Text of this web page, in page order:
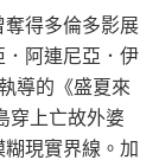
奪得多倫多影展
．阿連尼亞．伊
導的《盛夏來
穿上亡故外婆
現實界線。加